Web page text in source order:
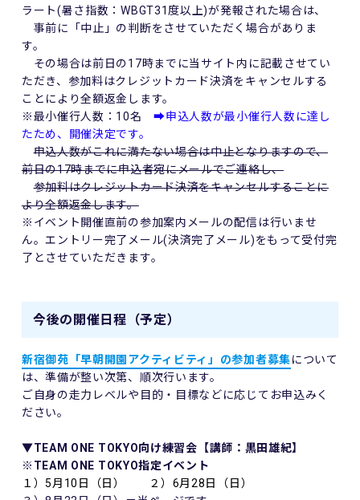
ラート(暑さ指数：WBGT31度以上)が発報された場合は、
事前に「中止」の判断をさせていただく場合がありま
す。
その場合は前日の17時まで に当サイト内に記載させてい
ただき、参加料はクレジットカード決済をキャンセルする
ことにより全額返金します。
※最小催行人数：10名
➡申込人数が最小催行人数に達し
たため、開催決定です。
申込人数がこれに満たない場合は中止となりますので、
前日の17時までに申込者宛にメールでご連絡し、
参加料はクレジットカード決済をキャンセルすることに
より全額返金します。
※イベント開催直前の参加案内メールの配信は行いませ
ん。エントリー完了メール(決済完了メール)をもって受付完
了とさせていただきます。
今後の開催日程（予定）
新宿御苑「早朝開園アクティビティ」の参加者募集について
は、準備が整い次第、順次行います。
ご自身の走力レベルや目的・目標などに応じてお申込みく
ださい。
▼TEAM ONE TOKYO向け練習会【講師：黒田雄紀】
※TEAM ONE TOKYO指定イベント
１）5月10日（日） ２）6月28日（日）